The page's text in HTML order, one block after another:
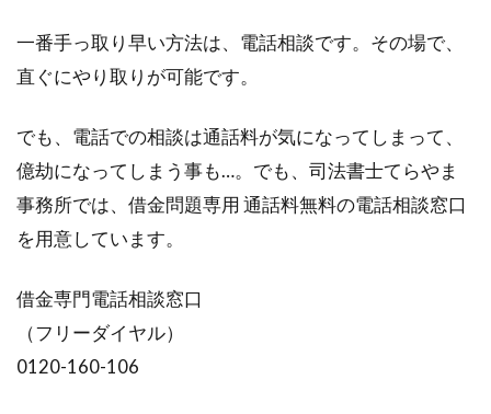
一番手っ取り早い方法は、電話相談です。その場で、
直ぐにやり取りが可能です。
でも、電話での相談は通話料が気になってしまって、
億劫になってしまう事も…。でも、司法書士てらやま
事務所では、借金問題専用 通話料無料の電話相談窓口
を用意しています。
借金専門電話相談窓口
（フリーダイヤル）
0120-160-106